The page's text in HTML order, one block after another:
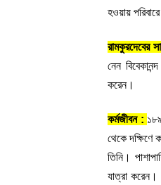
হওয়ায়
রামকুরদেবের
নেন
করেন।
কর্মজীবন :
থেকে দক্ষিণে
তিনি।
যাত্রা করেন।